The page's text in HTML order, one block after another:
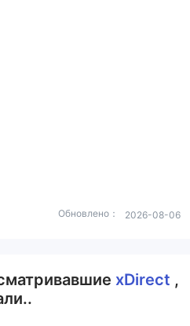
Обновлено： 2026-08-06
xDirect ,